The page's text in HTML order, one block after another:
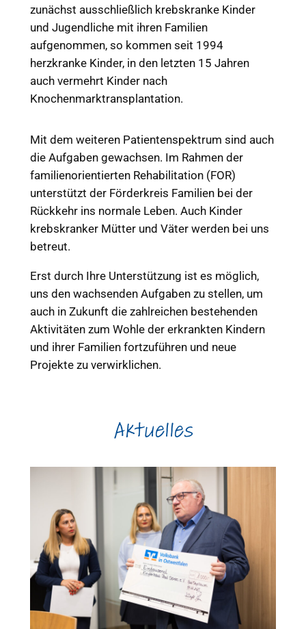
zunächst ausschließlich krebskranke Kinder
und Jugendliche mit ihren Familien
aufgenommen, so kommen seit 1994
herzkranke Kinder, in den letzten 15 Jahren
auch vermehrt Kinder nach
Knochenmarktransplantation.
Mit dem weiteren Patientenspektrum sind auch
die Aufgaben gewachsen. Im Rahmen der
familienorientierten Rehabilitation (FOR)
unterstützt der Förderkreis Familien bei der
Rückkehr ins normale Leben. Auch Kinder
krebskranker Mütter und Väter werden bei uns
betreut.
Erst durch Ihre Unterstützung ist es möglich,
uns den wachsenden Aufgaben zu stellen, um
auch in Zukunft die zahlreichen bestehenden
Aktivitäten zum Wohle der erkrankten Kindern
und ihrer Familien fortzuführen und neue
Projekte zu verwirklichen.
Aktuelles